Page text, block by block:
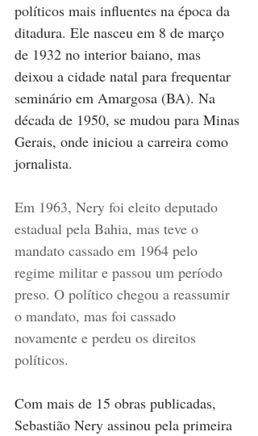
políticos mais influentes na época da
ditadura. Ele nasceu em 8 de março
de 1932 no interior baiano, mas
deixou a cidade natal para frequentar
seminário em Amargosa (BA). Na
década de 1950, se mudou para Minas
Gerais, onde iniciou a carreira como
jornalista.
Em 1963, Nery foi eleito deputado
estadual pela Bahia, mas teve o
mandato cassado em 1964 pelo
regime militar e passou um período
preso. O político chegou a reassumir
o mandato, mas foi cassado
novamente e perdeu os direitos
políticos.
Com mais de 15 obras publicadas,
Sebastião Nery assinou pela primeira